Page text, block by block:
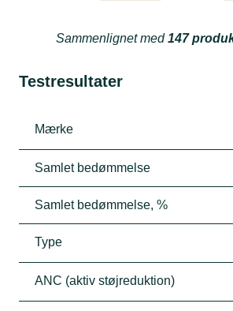
Sammenlignet med147
Testresultater
Mærke
Samlet bedømmelse
Samlet bedømmelse, %
Type
ANC (aktiv støjreduktion)